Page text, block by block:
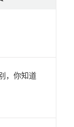
，你知道